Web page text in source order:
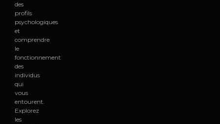
des
profils
psychologiques
et
comprendre
le
fonctionnement
des
individus
qui
vous
entourent.
Explorez
les